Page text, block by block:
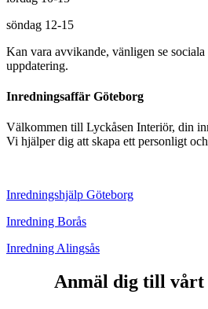
söndag 12-15
Kan vara avvikande, vänligen se
uppdatering.
Inredningsaffär Göteborg
Välkommen till Lyckåsen Interiör, din
Vi hjälper dig att skapa ett personligt
Inredningshjälp Göteborg
Inredning Borås
Inredning Alingsås
Anmäl dig till vårt